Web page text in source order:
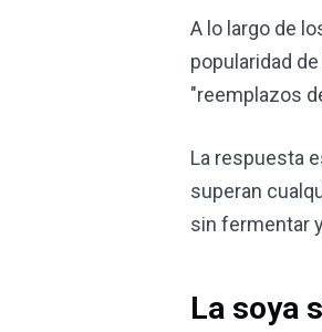
A lo largo de
popularidad
"reemplazos
La respuesta
superan
sin fermentar
La soya